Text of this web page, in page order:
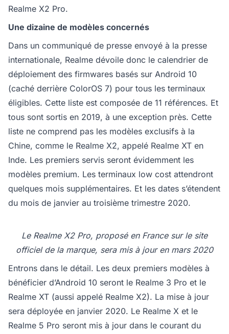
Realme X2 Pro.
Une dizaine de modèles concernés
Dans un communiqué de presse envoyé à la presse
internationale, Realme dévoile donc le calendrier de
déploiement des firmwares basés sur Android 10
(caché derrière ColorOS 7) pour tous les terminaux
éligibles. Cette liste est composée de 11 références. Et
tous sont sortis en 2019, à une exception près. Cette
liste ne comprend pas les modèles exclusifs à la
Chine, comme le Realme X2, appelé Realme XT en
Inde. Les premiers servis seront évidemment les
modèles premium. Les terminaux low cost attendront
quelques mois supplémentaires. Et les dates s’étendent
du mois de janvier au troisième trimestre 2020.
Le Realme X2 Pro, proposé en France sur le site
officiel de la marque, sera mis à jour en mars 2020
Entrons dans le détail. Les deux premiers modèles à
bénéficier d’Android 10 seront le Realme 3 Pro et le
Realme XT (aussi appelé Realme X2). La mise à jour
sera déployée en janvier 2020. Le Realme X et le
Realme 5 Pro seront mis à jour dans le courant du